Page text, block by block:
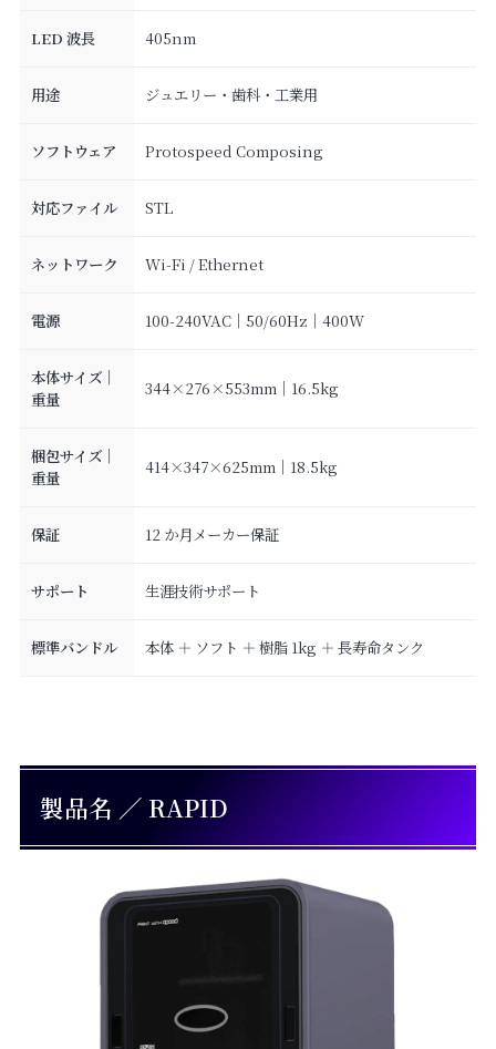
LED 波長 405nm
用途 ジュエリー・歯科・工業用
ソフトウェア Protospeed Composing
対応ファイル STL
ネットワーク Wi-Fi / Ethernet
電源 100-240VAC｜50/60Hz｜400W
本体サイズ｜
重量
344×276×553mm｜16.5kg
梱包サイズ｜
重量
414×347×625mm｜18.5kg
保証 12 か月メーカー保証
サポート 生涯技術サポート
標準バンドル 本体 ＋ ソフト ＋ 樹脂 1kg ＋ 長寿命タンク
製品名 ／ RAPID